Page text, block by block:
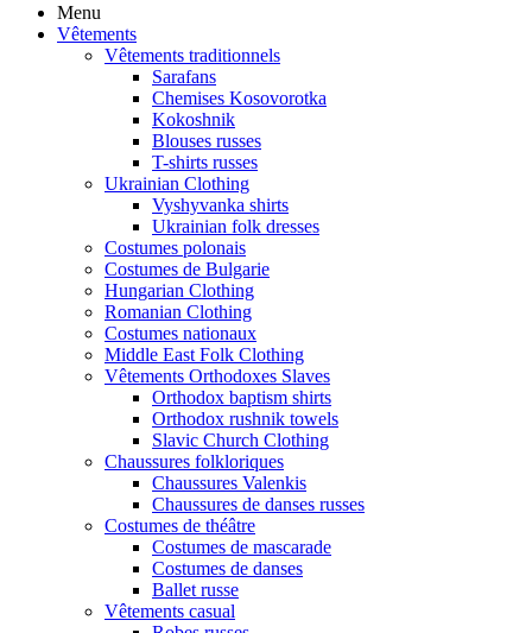
Menu
Vêtements
Vêtements traditionnels
Sarafans
Chemises Kosovorotka
Kokoshnik
Blouses russes
T-shirts russes
Ukrainian Clothing
Vyshyvanka shirts
Ukrainian folk dresses
Costumes polonais
Costumes de Bulgarie
Hungarian Clothing
Romanian Clothing
Costumes nationaux
Middle East Folk Clothing
Vêtements Orthodoxes Slaves
Orthodox baptism shirts
Orthodox rushnik towels
Slavic Church Clothing
Chaussures folkloriques
Chaussures Valenkis
Chaussures de danses russes
Costumes de théâtre
Costumes de mascarade
Costumes de danses
Ballet russe
Vêtements casual